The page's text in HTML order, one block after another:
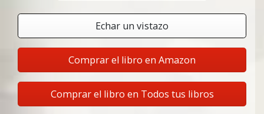
Echar un vistazo
Comprar el libro en Amazon
Comprar el libro en Todos tus libros